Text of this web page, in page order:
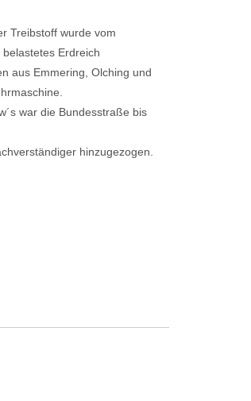
Treibstoff wurde vom
Erdreich
aus Emmering, Olching und
war die Bundesstraße bis
hinzugezogen.